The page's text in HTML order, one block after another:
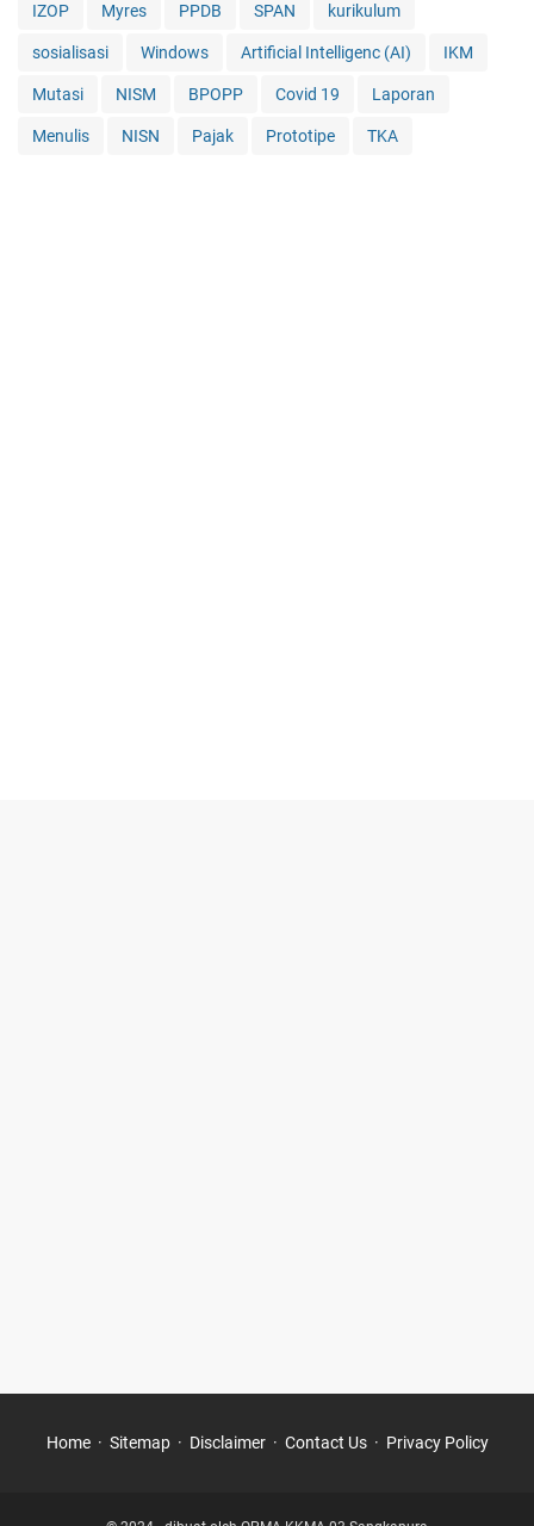
IZOP Myres PPDB SPAN kurikulum
sosialisasi Windows Artificial Intelligenc (AI) IKM
Mutasi NISM BPOPP Covid 19 Laporan
Menulis NISN Pajak Prototipe TKA
Home Sitemap Disclaimer Contact Us Privacy Policy